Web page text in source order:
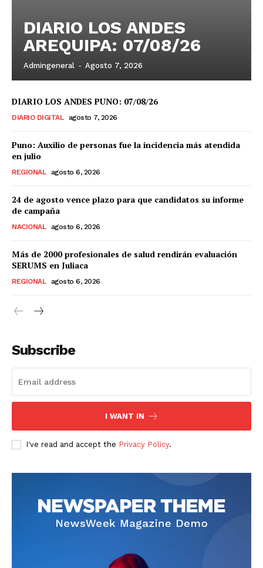
DIARIO LOS ANDES
AREQUIPA: 07/08/26
Admingeneral - Agosto 7, 2026
DIARIO LOS ANDES PUNO: 07/08/26
DIARIO DIGITAL agosto 7, 2026
Puno: Auxilio de personas fue la incidencia más atendida
en julio
REGIONAL agosto 6, 2026
24 de agosto vence plazo para que candidatos su informe
de campaña
NACIONAL agosto 6, 2026
Más de 2000 profesionales de salud rendirán evaluación
SERUMS en Juliaca
REGIONAL agosto 6, 2026
Subscribe
I WANT IN
I've read and accept the Privacy Policy.